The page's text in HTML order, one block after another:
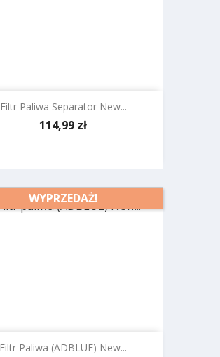
Filtr Paliwa Separator New...
Cena
114,99 zł
Filtr Paliwa (ADBLUE) New...
WYPRZEDAŻ!